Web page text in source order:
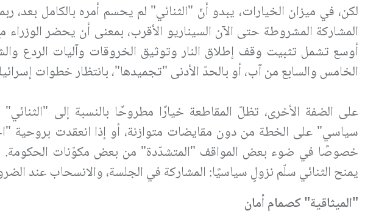
لكن، في ميزان الخيارات، يبدو أنّ "الثنائي" لم يحسم أمره بالكامل بعد،
المشاركة المشروطة حتى الآن السيناريو الأقرب، بمعنى أن يحضر
أوسع تشمل تثبيت وقف إطلاق النار وتوثيق الخروقات وآليات الردع
الخامس والسابع من آب، أو بالحدّ الأدنى "تجميدها"، بانتظار خطوات
على الضفة الأخرى، تظلّ المقاطعة خيارًا مطروحًا بالنسبة إلى
سياسي" على الخطة من دون مقايضات متوازنة، أو إذا انعقدت بروحية
خصوصًا في ضوء بعض المواقف "المتشدّدة" من بعض مكوّنات الحكومة.
يمنح الثنائي سلّم نزولٍ سياسيًا: المشاركة في الجلسة، والانسحاب عند
"الميثاقية" كصمام أمان